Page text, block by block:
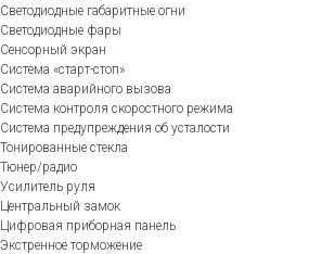
Светодиодные габаритные огни
Светодиодные фары
Сенсорный экран
Система «старт-стоп»
Система аварийного вызова
Система контроля скоростного режима
Система предупреждения об усталости
Тонированные стекла
Тюнер/радио
Усилитель руля
Центральный замок
Цифровая приборная панель
Экстренное торможение